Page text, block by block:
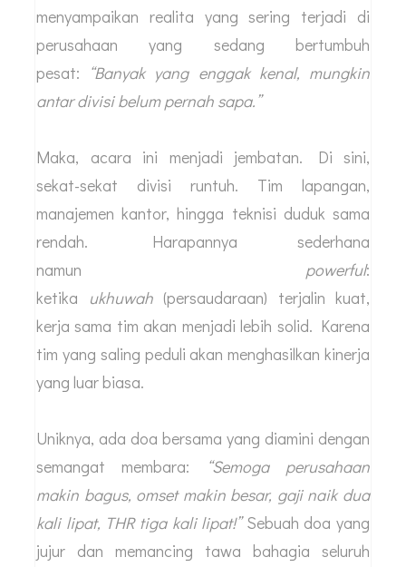
menyampaikan realita yang sering terjadi di
perusahaan yang sedang bertumbuh
pesat: “Banyak yang enggak kenal, mungkin
antar divisi belum pernah sapa.”
Maka, acara ini menjadi jembatan. Di sini,
sekat-sekat divisi runtuh. Tim lapangan,
manajemen kantor, hingga teknisi duduk sama
rendah. Harapannya sederhana
namun powerful:
ketika
ukhuwah(persaudaraan) terjalin kuat,
kerja sama tim akan menjadi lebih solid. Karena
tim yang saling peduli akan menghasilkan kinerja
yang luar biasa.
Uniknya, ada doa bersama yang diamini dengan
semangat membara:
“Semoga perusahaan
makin bagus, omset makin besar, gaji naik dua
kali lipat, THR tiga kali lipat!”Sebuah doa yang
jujur dan memancing tawa bahagia seluruh